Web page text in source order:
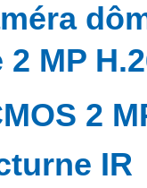
MP
2
IR